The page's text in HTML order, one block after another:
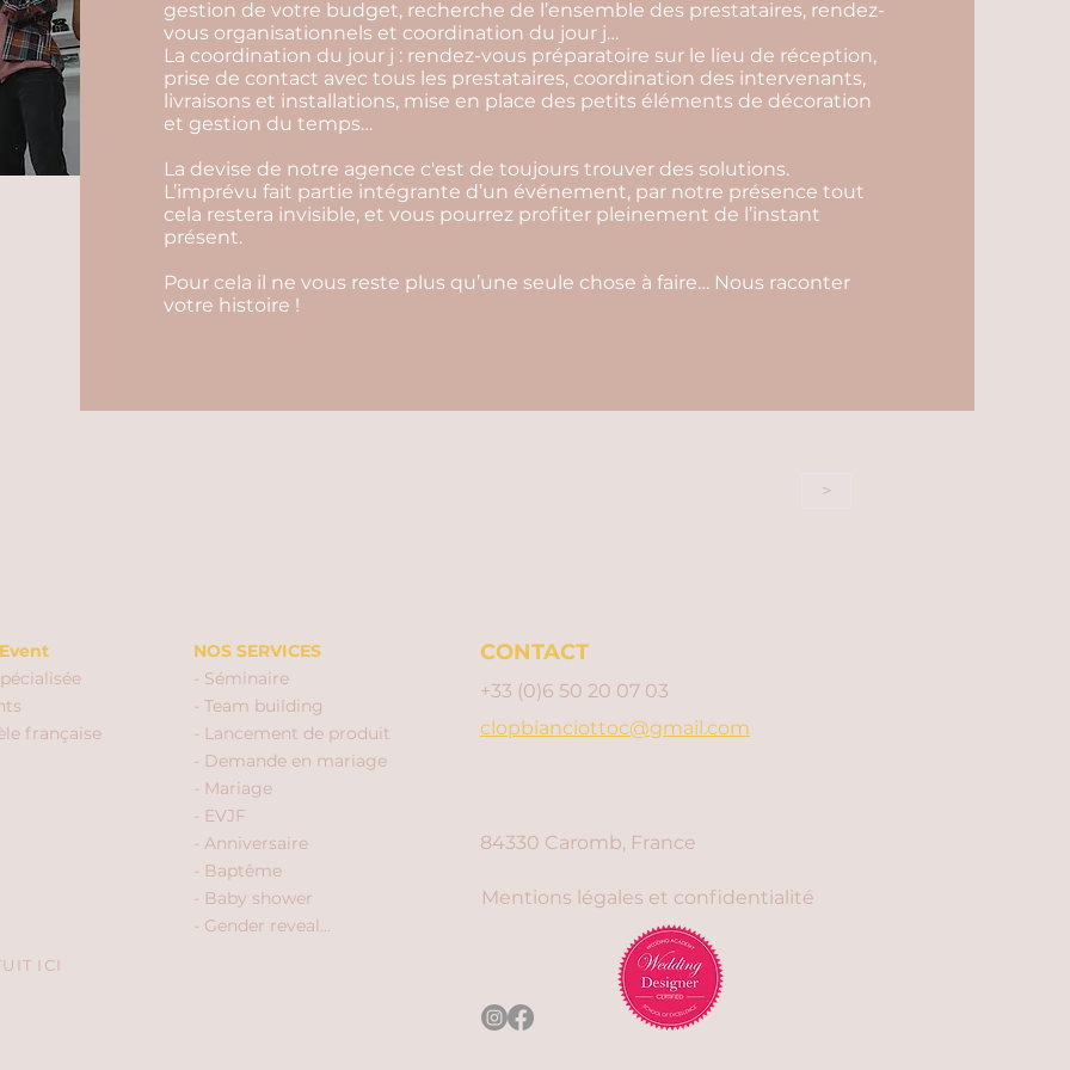
gestion de votre budget, recherche de l’ensemble des prestataires, rendez-
vous organisationnels et coordination du jour j…
La coordination du jour j : rendez-vous préparatoire sur le lieu de réception,
prise de contact avec tous les prestataires, coordination des intervenants,
livraisons et installations, mise en place des petits éléments de décoration
et gestion du temps…
La devise de notre agence c'est de toujours trouver des solutions.
L’imprévu fait partie intégrante d’un événement, par notre présence tout
cela restera invisible, et vous pourrez profiter pleinement de l’instant
présent.
Pour cela il ne vous reste plus qu’une seule chose à faire… Nous raconter
votre histoire !
>
française
ICI
NOS SERVICES
- Séminaire
- Team building
- Lancement de produit
- Demande en mariage
- Mariage
- EVJF
- Anniversaire
- Baptême
- Baby shower
- Gender reveal...
CONTACT
+33 (0)6 50 20 07 03
clopbianciottoc@gmail.com
84330 Caromb, France
Mentions légales et confidentialité